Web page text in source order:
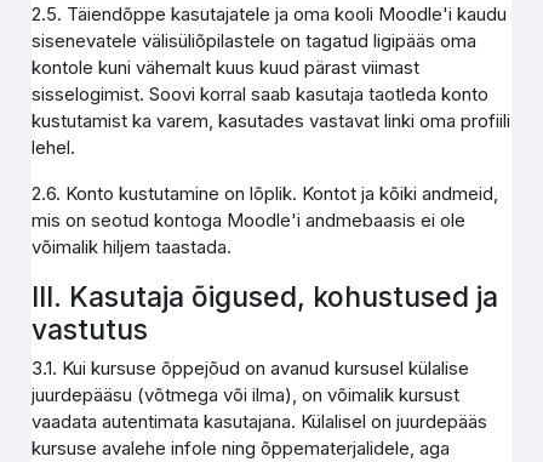
2.5. Täiendõppe kasutajatele ja oma kooli Moodle'i kaudu
sisenevatele välisüliõpilastele on tagatud ligipääs oma
kontole kuni vähemalt kuus kuud pärast viimast
sisselogimist. Soovi korral saab kasutaja taotleda konto
kustutamist ka varem, kasutades vastavat linki oma profiili
lehel.
2.6. Konto kustutamine on lõplik. Kontot ja kõiki andmeid,
mis on seotud kontoga Moodle'i andmebaasis ei ole
võimalik hiljem taastada.
III. Kasutaja õigused, kohustused ja
vastutus
3.1. Kui kursuse õppejõud on avanud kursusel külalise
juurdepääsu (võtmega või ilma), on võimalik kursust
vaadata autentimata kasutajana. Külalisel on juurdepääs
kursuse avalehe infole ning õppematerjalidele, aga